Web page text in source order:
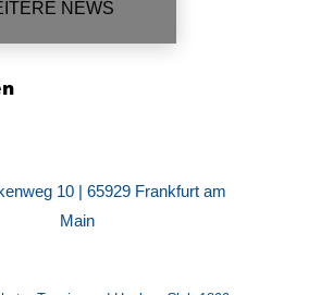
NEWS
10 | 65929 Frankfurt am
Main